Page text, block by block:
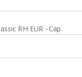
RH EUR -Cap